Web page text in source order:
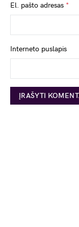
El. pašto adresas *
Interneto puslapis